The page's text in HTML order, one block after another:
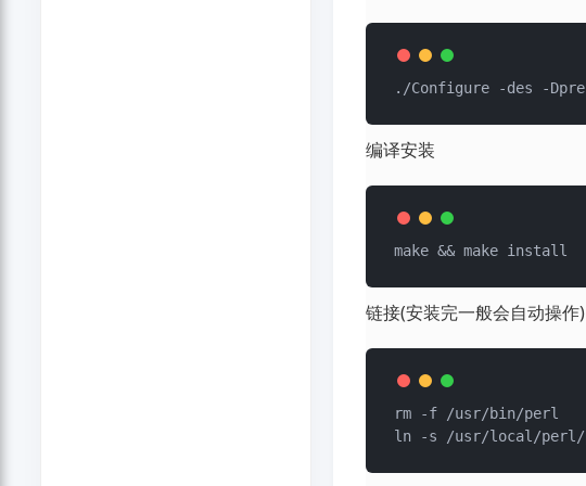
编译安装
链接(安装完一般会自动操作)
rm -f /usr/bin/perl